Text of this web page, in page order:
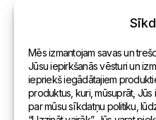
Mēs izmantojam savas un
Jūsu iepirkšanās vēsturi un
iepriekš iegādātajiem
produktus, kuri, mūsuprāt, Jūs
par mūsu sīkdatņu politiku,